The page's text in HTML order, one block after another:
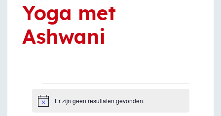
Yoga met
Ashwani
Evenementen
BerichtEr zijn geen resultaten gevonden.